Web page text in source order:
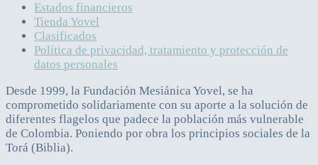
Estados financieros
Tienda Yovel
Clasificados
Política de privacidad, tratamiento y protección de
datos personales
Desde 1999, la Fundación Mesiánica Yovel, se ha
comprometido solidariamente con su aporte a la solución de
diferentes flagelos que padece la población más vulnerable
de Colombia. Poniendo por obra los principios sociales de la
Torá (Biblia).